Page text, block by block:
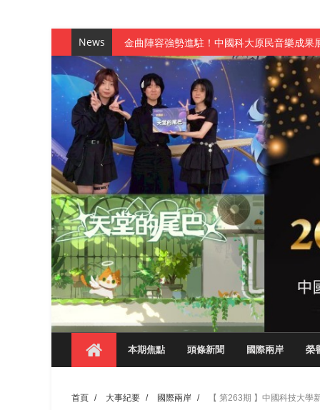
News
金曲陣容強勢進駐！中國科大原民音樂成果
數媒系《天堂的尾巴》、《礦影》勇奪台灣
師生攜手磨練一個月！觀管系榮獲天籟盃全
一銀彭仁主中國科大開講 解密AI時代的金
通識教育中心主辦「114學年度AI英文自我
數據後的溫度：財金系傑出校友共議「人
森城建設股份有限公司捐贈 嘉惠行管系莘莘
產學合作新里程！財金系師生參訪中租控股
英文公園 315期
【 第404期 】影視系榮獲59屆美國休士頓
【 第404期 】你抓得到我嗎？數媒系VR新
【 第404期 】數媒系《光影潛歷史》榮獲
【 第404期 】探索空間設計解方 室設系學
【 第404期 】從創意到實踐 數媒系學生於
【 第404期 】此夏，向未來！ 中國科大新
本期焦點 頭條新聞 國際兩岸 榮
首頁 / 大事紀要 / 國際兩岸 / 【 第263期 】中國科技大學